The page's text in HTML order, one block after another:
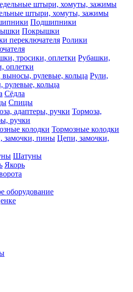
штыри, хомуты, зажимы
Подшипники
Покрышки
Ролики
Рубашки,
оплетки
Рули,
рулевые, кольца
Сёдла
Спицы
Тормоза,
ручки
Тормозные колодки
Цепи, замочки,
Шатуны
Якорь
оборудование